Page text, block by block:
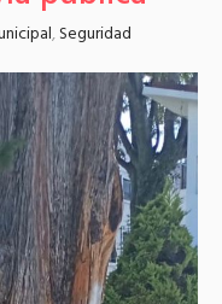
,Seguridad